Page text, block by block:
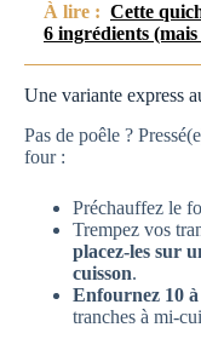
À lire : Cette
6 ingrédients
Une variante express
Pas de poêle ?
four :
Préchauffez le
Trempez vos
placez-les sur
cuisson.
Enfournez 10
tranches à mi-